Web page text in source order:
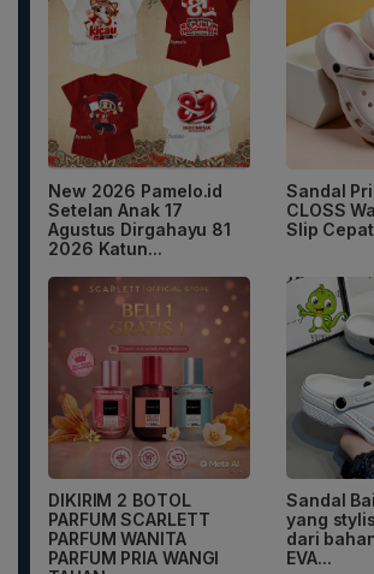
New 2026 Pamelo.id
Setelan Anak 17
Agustus Dirgahayu 81
2026 Katun...
Sandal
CLOSS
Slip
DIKIRIM 2 BOTOL
PARFUM SCARLETT
PARFUM WANITA
PARFUM PRIA WANGI
Sandal
yang
dari
EVA...